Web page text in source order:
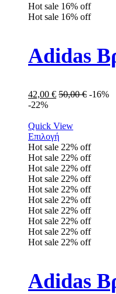
Hot sale 16% off
Hot sale 16% off
Adidas
42,00 € 50,00€ -16%
-22%
Quick View
Επιλογή
Hot sale 22% off
Hot sale 22% off
Hot sale 22% off
Hot sale 22% off
Hot sale 22% off
Hot sale 22% off
Hot sale 22% off
Hot sale 22% off
Hot sale 22% off
Hot sale 22% off
Adidas